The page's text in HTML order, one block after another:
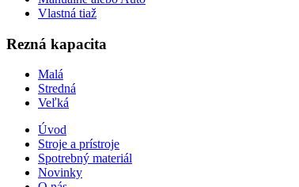
Vlastná tiaž
Rezná kapacita
Malá
Stredná
Veľká
Úvod
Stroje a prístroje
Spotrebný materiál
Novinky